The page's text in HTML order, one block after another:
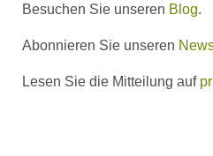
Besuchen Sie unseren Blog.
Abonnieren Sie unseren
Lesen Sie die Mitteilung auf